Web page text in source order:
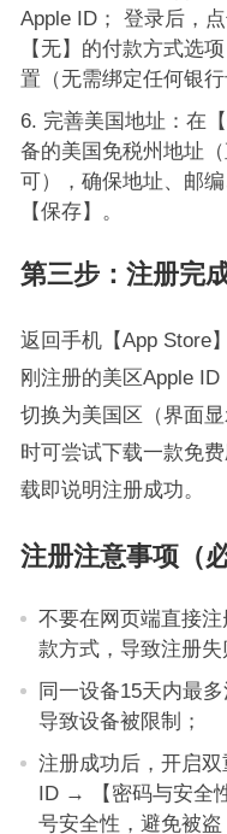
Apple ID； 登录后，
【无】的付款方式选
置（无需绑定任何银行
完善美国地址：在
备的美国免税州地址
可），确保地址、邮
【保存】。
第三步：注册完
返回手机【App Store
刚注册的美区Apple
切换为美国区（界面
时可尝试下载一款免
载即说明注册成功。
注册注意事项（
不要在网页端直接注
款方式，导致注册失
同一设备15天内最
导致设备被限制；
注册成功后，开启
ID → 【密码与安全
号安全性，避免被盗